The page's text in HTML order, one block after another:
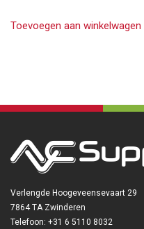
Toevoegen aan winkelwagen
Verlengde Hoogeveensevaart 29
7864 TA Zwinderen
Telefoon: +31 6 5110 8032